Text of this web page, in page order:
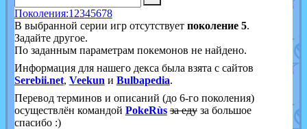
Поколения:1 2345678
В выбранной серии игр отсутствует поколение 5.
Задайте другое.
По заданным параметрам покемонов не найдено.
Информация для нашего декса была взята с сайтов
Serebii.net, Veekun и Bulbapedia.
Перевод терминов и описаний (до 6-го поколения)
осуществлён командой PokeRùs за едуза большое
спасибо :)